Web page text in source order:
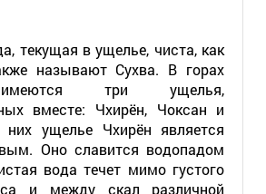
текущая в ущелье, чиста, как
называют Сухва. В горах
три ущелья,
вместе: Чхирён, Чоксан и
ущелье Чхирён является
Оно славится водопадом
вода течет мимо густого
и между скал различной